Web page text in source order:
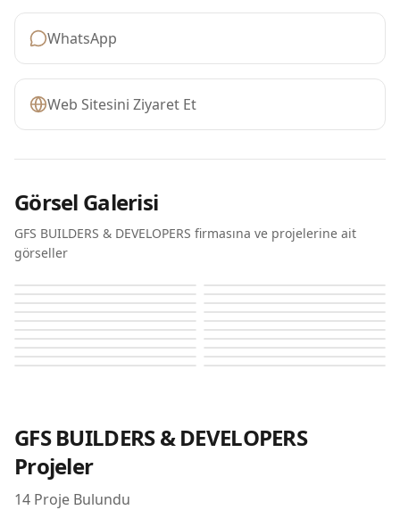
WhatsApp
Web Sitesini Ziyaret Et
Görsel Galerisi
GFS BUILDERS & DEVELOPERS firmasına ve projelerine ait
görseller
Coventry 2 Coventry 2
Coventry 2 Coventry 2
Coventry 2 Coventry 2
Coventry 2 Coventry 2
Coventry 2 Coventry 2
Coventry 2 Coventry 2
Coventry 49 Coventry 49
Coventry 49 Coventry 49
Coventry 49 Coventry 49
GFS BUILDERS & DEVELOPERS
Projeler
14 Proje Bulundu